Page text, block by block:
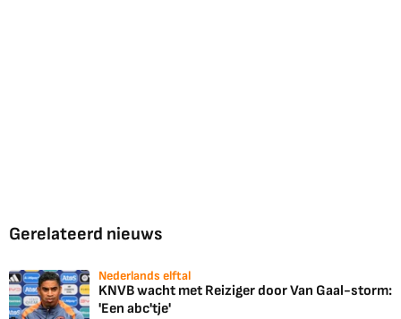
Gerelateerd nieuws
Nederlands elftal
KNVB wacht met Reiziger door Van Gaal-storm:
'Een abc'tje'